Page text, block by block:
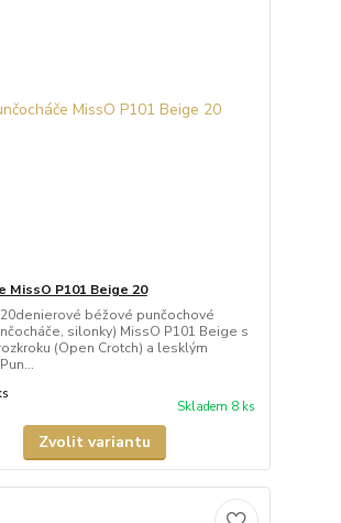
MissO P101 Beige 20
béžové punčochové
silonky) MissO P101 Beige s
(Open Crotch) a lesklým
Skladem 8 ks
Zvolit variantu